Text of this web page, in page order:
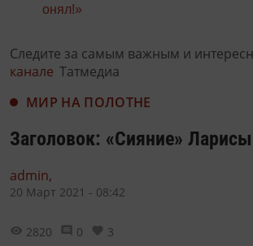
онял!»
Следите за самым важным и
канале Татмедиа
МИР НА ПОЛОТНЕ
Заголовок: «Сияние»
admin,
20 Март 2021 - 08:42
2820 0 3